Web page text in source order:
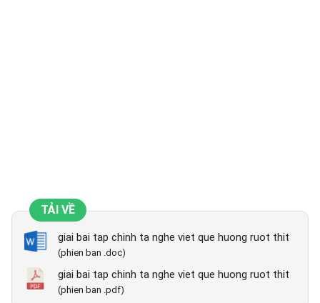
TẢI VỀ
giai bai tap chinh ta nghe viet que huong ruot thit
(phien ban .doc)
giai bai tap chinh ta nghe viet que huong ruot thit
(phien ban .pdf)